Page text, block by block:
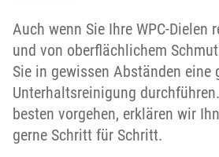
Auch wenn Sie Ihre WPC-Dielen
und von oberflächlichem
Sie in gewissen Abständen eine
Unterhaltsreinigung
besten vorgehen, erklären wir
gerne Schritt für Schritt.